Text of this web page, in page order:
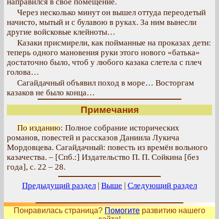
Через несколько минут он вышел оттуда переодетый
начисто, мытый и с булавою в руках. За ним вынесли
другие войсковые клейноты…
Казаки присмирели, как пойманные на проказах дети:
теперь одного мановения руки этого нового «батька»
достаточно было, чтоб у любого казака слетела с плеч
голова…
Сагайдачный объявил поход в море… Восторгам
казаков не было конца…
Примечания
По изданию: Полное собрание исторических
романов, повестей и рассказов Даниила Лукича
Мордовцева. Сагайдачный: повесть из времён вольного
казачества. – [Спб.:] Издательство П. П. Сойкина [без
года], с. 22 – 28.
Предыдущий раздел | Выше | Следующий раздел
Понравилась страница? Помогите развитию нашего